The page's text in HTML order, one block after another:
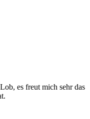
es freut mich sehr das